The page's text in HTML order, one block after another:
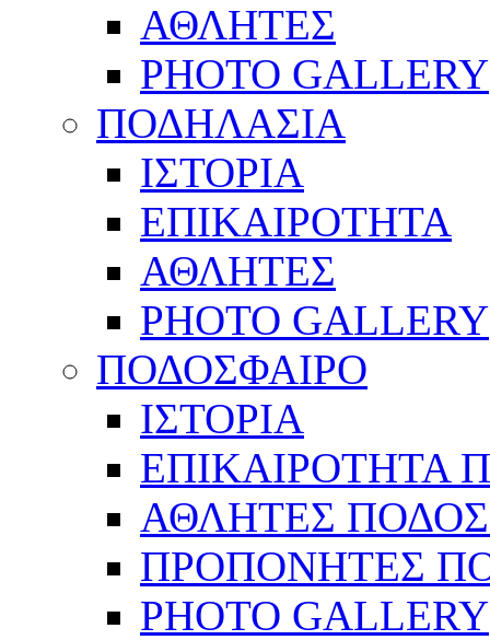
ΑΘΛΗΤΕΣ
PHOTO GALLERY
ΠΟΔΗΛΑΣΙΑ
ΙΣΤΟΡΙΑ
ΕΠΙΚΑΙΡΟΤΗΤΑ
ΑΘΛΗΤΕΣ
PHOTO GALLERY
ΠΟΔΟΣΦΑΙΡΟ
ΙΣΤΟΡΙΑ
ΕΠΙΚΑΙΡΟΤΗΤΑ
ΑΘΛΗΤΕΣ
ΠΡΟΠΟΝΗΤΕΣ
PHOTO GALLERY